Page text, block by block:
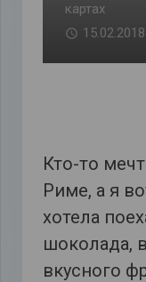
картах
15.02.2018
Кто-то
Риме, а я
хотела
шоколада,
вкусного